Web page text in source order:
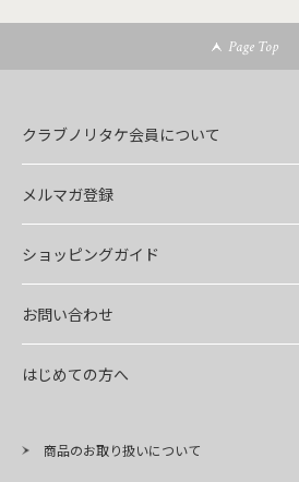
Page Top
クラブノリタケ会員について
メルマガ登録
ショッピングガイド
お問い合わせ
はじめての方へ
商品のお取り扱いについて